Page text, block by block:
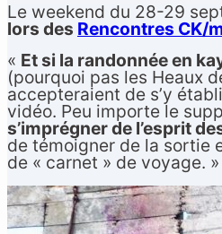
Le weekend du 28-29
lors des Rencontres CK/
« Et si la randonnée en
(pourquoi pas les Heaux
accepteraient de s’y
vidéo. Peu importe le
s’imprégner de l’esprit
de témoigner de la sortie
de « carnet » de voyage. »